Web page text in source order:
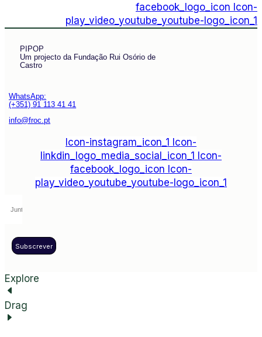
facebook_logo_icon Icon-
play_video_youtube_youtube-logo_icon_1
PIPOP
Um projecto da Fundação Rui Osório de
Castro
WhatsApp:
(+351) 91 113 41 41
info@froc.pt
Icon-instagram_icon_1 Icon-
linkdin_logo_media_social_icon_1 Icon-
facebook_logo_icon Icon-
play_video_youtube_youtube-logo_icon_1
Subscrever
Explore
Drag